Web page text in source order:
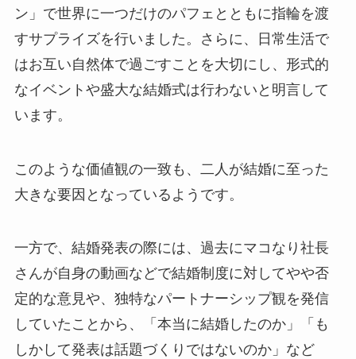
ン」で世界に一つだけのパフェとともに指輪を渡
すサプライズを行いました。さらに、日常生活で
はお互い自然体で過ごすことを大切にし、形式的
なイベントや盛大な結婚式は行わないと明言して
います。
このような価値観の一致も、二人が結婚に至った
大きな要因となっているようです。
一方で、結婚発表の際には、過去にマコなり社長
さんが自身の動画などで結婚制度に対してやや否
定的な意見や、独特なパートナーシップ観を発信
していたことから、「本当に結婚したのか」「も
しかして発表は話題づくりではないのか」など